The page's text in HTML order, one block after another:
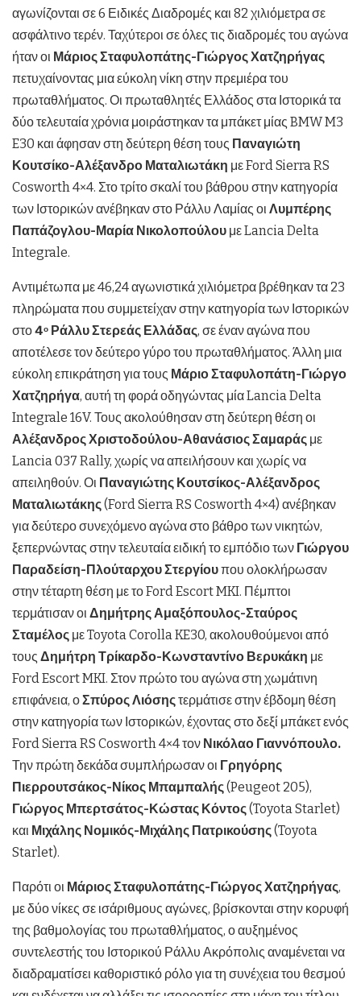
αγωνίζονται σε 6 Ειδικές Διαδρομές και 82 χιλιόμετρα σε
ασφάλτινο τερέν. Ταχύτεροι σε όλες τις διαδρομές του αγώνα
ήταν οι Μάριος Σταφυλοπάτης-Γιώργος Χατζηρήγας
πετυχαίνοντας μια εύκολη νίκη στην πρεμιέρα του
πρωταθλήματος. Οι πρωταθλητές Ελλάδος στα Ιστορικά τα
δύο τελευταία χρόνια μοιράστηκαν τα μπάκετ μίας BMW M3
E30 και άφησαν στη δεύτερη θέση τους Παναγιώτη
Κουτσίκο-Αλέξανδρο Ματαλιωτάκη με Ford Sierra RS
Cosworth 4×4. Στο τρίτο σκαλί του βάθρου στην κατηγορία
των Ιστορικών ανέβηκαν στο Ράλλυ Λαμίας οι Λυμπέρης
Παπάζογλου-Μαρία Νικολοπούλου με Lancia Delta
Integrale.
Αντιμέτωπα με 46,24 αγωνιστικά χιλιόμετρα βρέθηκαν τα 23
πληρώματα που συμμετείχαν στην κατηγορία των Ιστορικών
στο4ο Ράλλυ Στερεάς Ελλάδας, σε έναν αγώνα που
αποτέλεσε τον δεύτερο γύρο του πρωταθλήματος. Άλλη μια
εύκολη επικράτηση για τους Μάριο Σταφυλοπάτη-Γιώργο
Χατζηρήγα, αυτή τη φορά οδηγώντας μία Lancia Delta
Integrale 16V. Τους ακολούθησαν στη δεύτερη θέση οι
Αλέξανδρος Χριστοδούλου-Αθανάσιος Σαμαράς με
Lancia 037 Rally, χωρίς να απειλήσουν και χωρίς να
απειληθούν. Οι Παναγιώτης Κουτσίκος-Αλέξανδρος
Ματαλιωτάκης(Ford Sierra RS Cosworth 4×4) ανέβηκαν
για δεύτερο συνεχόμενο αγώνα στο βάθρο των νικητών,
ξεπερνώντας στην τελευταία ειδική το εμπόδιο των Γιώργου
Παραδείση-Πλούταρχου Στεργίουπου ολοκλήρωσαν
στην τέταρτη θέση με το Ford Escort MKI. Πέμπτοι
τερμάτισαν οι Δημήτρης Αμαξόπουλος-Σταύρος
Σταμέλος με Toyota Corolla KE30, ακολουθούμενοι από
τους Δημήτρη Τρίκαρδο-Κωνσταντίνο Βερυκάκη με
Ford Escort MKI. Στον πρώτο του αγώνα στη χωμάτινη
επιφάνεια, οΣπύρος Λιόσηςτερμάτισε στην έβδομη θέση
στην κατηγορία των Ιστορικών, έχοντας στο δεξί μπάκετ ενός
Ford Sierra RS Cosworth 4×4 τον Νικόλαο Γιαννόπουλο.
Την πρώτη δεκάδα συμπλήρωσαν οι Γρηγόρης
Πιερρουτσάκος-Νίκος Μπαμπαλής(Peugeot 205),
Γιώργος Μπερτσάτος-Κώστας Κόντος(Toyota Starlet)
και Μιχάλης Νομικός-Μιχάλης Πατρικούσης(Toyota
Starlet).
Παρότι οι Μάριος Σταφυλοπάτης-Γιώργος Χατζηρήγας,
με δύο νίκες σε ισάριθμους αγώνες, βρίσκονται στην κορυφή
της βαθμολογίας του πρωταθλήματος, ο αυξημένος
συντελεστής του Ιστορικού Ράλλυ Ακρόπολις αναμένεται να
διαδραματίσει καθοριστικό ρόλο για τη συνέχεια του θεσμού